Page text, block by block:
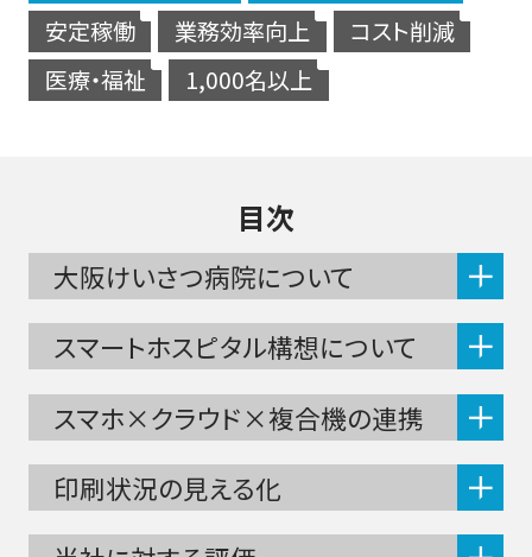
安定稼働
業務効率向上
コスト削減
医療・福祉
1,000名以上
目次
大阪けいさつ病院について
スマートホスピタル構想について
スマホ×クラウド×複合機の連携
印刷状況の見える化